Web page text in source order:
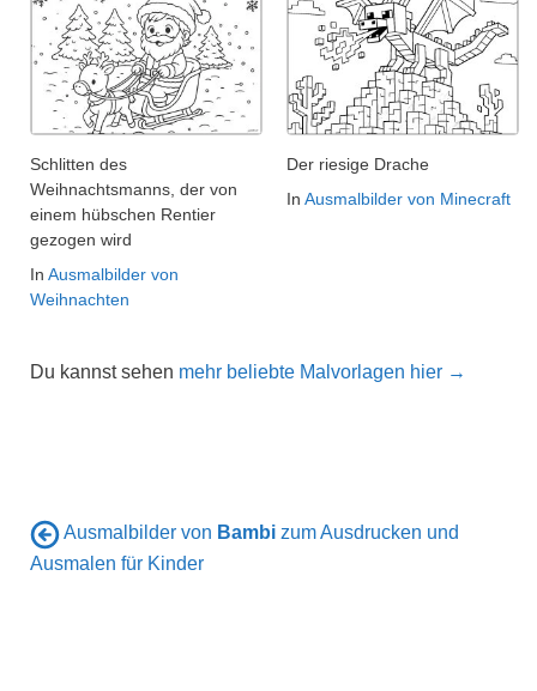
Schlitten des
Weihnachtsmanns, der von
einem hübschen Rentier
gezogen wird
In Ausmalbilder von
Weihnachten
Der riesige Drache
In Ausmalbilder von Minecraft
Du kannst sehen mehr beliebte Malvorlagen hier →
Ausmalbilder von Bambi zum Ausdrucken und
Ausmalen für Kinder